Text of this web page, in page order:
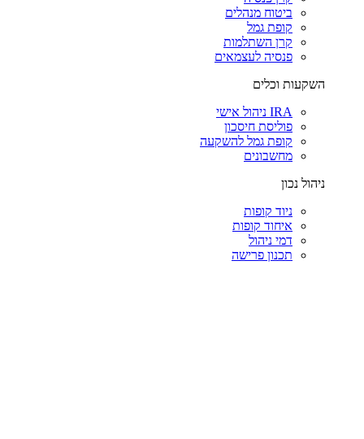
ביטוח מנהלים
קופת גמל
קרן השתלמות
פנסיה לעצמאים
השקעות וכלים
IRA ניהול אישי
פוליסת חיסכון
קופת גמל להשקעה
מחשבונים
ניהול נכון
ניוד קופות
איחוד קופות
דמי ניהול
תכנון פרישה